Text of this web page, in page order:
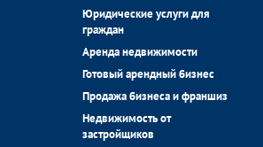
Юридические услуги для
граждан
Аренда недвижимости
Готовый арендный бизнес
Продажа бизнеса и франшиз
Недвижимость от
застройщиков